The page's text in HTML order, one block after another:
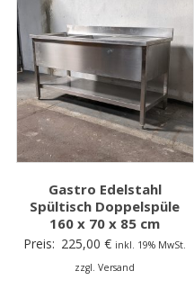
Gastro Edelstahl
Spültisch Doppelspüle
160 x 70 x 85 cm
Preis: 225,00€ inkl. 19% MwSt.
zzgl. Versand